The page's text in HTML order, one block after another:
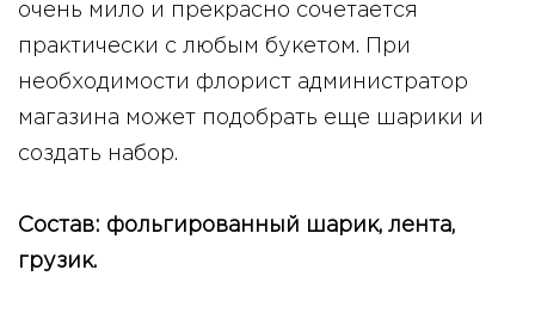
очень мило и прекрасно сочетается
практически с любым букетом. При
необходимости флорист администратор
магазина может подобрать еще шарики и
создать набор.
Состав: фольгированный шарик, лента,
грузик.